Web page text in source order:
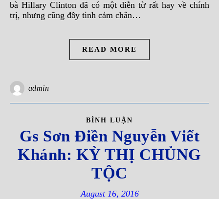
bà Hillary Clinton đã có một diễn từ rất hay về chính
trị, nhưng cũng đầy tình cảm chân…
READ MORE
admin
BÌNH LUẬN
Gs Sơn Ðiền Nguyễn Viết
Khánh: KỲ THỊ CHỦNG
TỘC
August 16, 2016